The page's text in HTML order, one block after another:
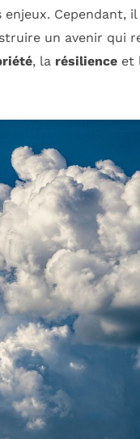
Cependant,
un avenir qui
, la résilience et